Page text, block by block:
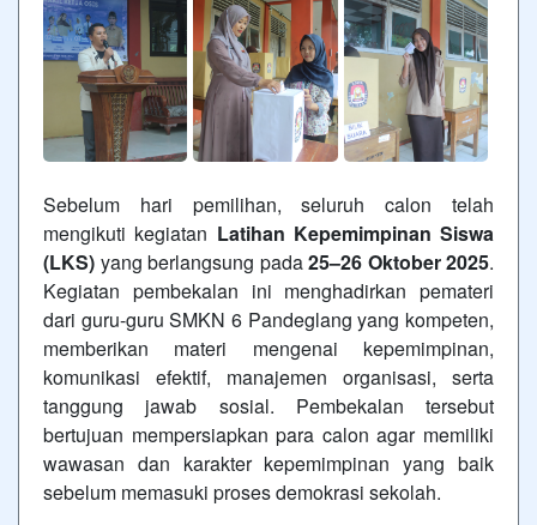
Sebelum hari pemilihan, seluruh calon telah
mengikuti kegiatan Latihan Kepemimpinan Siswa
(LKS) yang berlangsung pada25–26 Oktober 2025.
Kegiatan pembekalan ini menghadirkan pemateri
dari guru-guru SMKN 6 Pandeglang yang kompeten,
memberikan materi mengenai kepemimpinan,
komunikasi efektif, manajemen organisasi, serta
tanggung jawab sosial. Pembekalan tersebut
bertujuan mempersiapkan para calon agar memiliki
wawasan dan karakter kepemimpinan yang baik
sebelum memasuki proses demokrasi sekolah.